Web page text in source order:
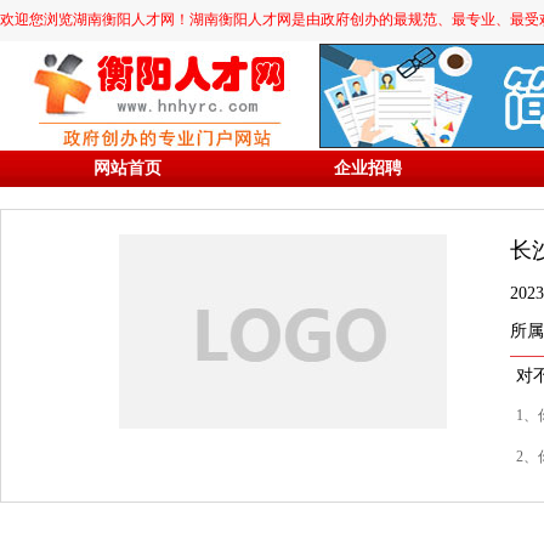
欢迎您浏览湖南衡阳人才网！湖南衡阳人才网是由政府创办的最规范、最专业、最
网站首页 企业招聘
长
所
对
1、
2、